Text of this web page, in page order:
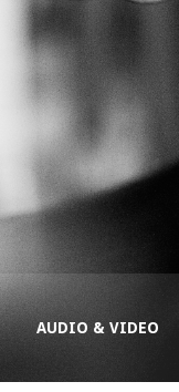
AUDIO & VIDEO